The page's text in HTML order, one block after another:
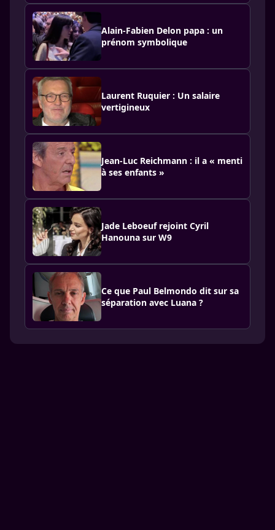
Alain-Fabien Delon papa : un
prénom symbolique
Laurent Ruquier : Un salaire
vertigineux
Jean-Luc Reichmann : il a « menti
à ses enfants »
Jade Leboeuf rejoint Cyril
Hanouna sur W9
Ce que Paul Belmondo dit sur sa
séparation avec Luana ?